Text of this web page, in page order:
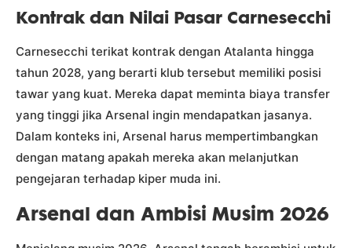
Kontrak dan Nilai Pasar Carnesecchi
Carnesecchi terikat kontrak dengan Atalanta hingga
tahun 2028, yang berarti klub tersebut memiliki posisi
tawar yang kuat. Mereka dapat meminta biaya transfer
yang tinggi jika Arsenal ingin mendapatkan jasanya.
Dalam konteks ini, Arsenal harus mempertimbangkan
dengan matang apakah mereka akan melanjutkan
pengejaran terhadap kiper muda ini.
Arsenal dan Ambisi Musim 2026